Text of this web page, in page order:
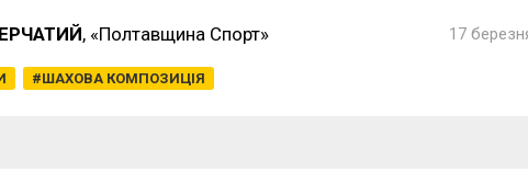
, «Полтавщина Спорт»
ШАХОВА КОМПОЗИЦІЯ
17